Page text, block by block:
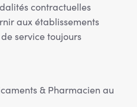
contractuelles
aux établissements
service toujours
& Pharmacien au